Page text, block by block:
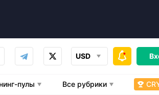
USD
пулы Все рубрики